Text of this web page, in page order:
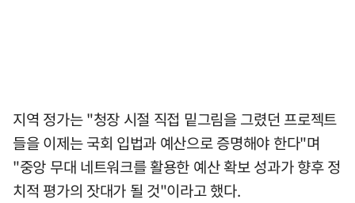
지역 정가는 "청장 시절 직접 밑그림을 그렸던 프로젝트
들을 이제는 국회 입법과 예산으로 증명해야 한다"며
"중앙 무대 네트워크를 활용한 예산 확보 성과가 향후 정
치적 평가의 잣대가 될 것"이라고 했다.